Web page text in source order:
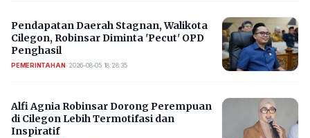
Pendapatan Daerah Stagnan, Walikota
Cilegon, Robinsar Diminta 'Pecut' OPD
Penghasil
PEMERINTAHAN• 2026-08-05 18:28:35
Alfi Agnia Robinsar Dorong Perempuan
di Cilegon Lebih Termotifasi dan
Inspiratif